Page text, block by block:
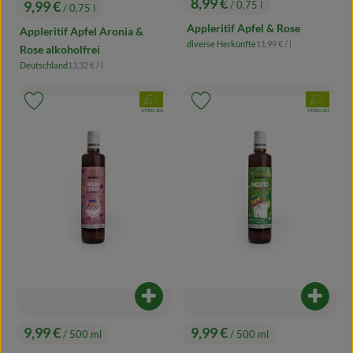
, Preis:
9,99 €/ 0,75 l
Appleritif Apfel Aronia &
Rose alkoholfrei
, Herkunft:
Deutschland, Referenzpreis:
13,32 €/ l
, Preis:
8,99 €/ 0,75 l
Appleritif Apfel & Rose
, Herkunft:
diverse Herkünfte, Referenzpreis:
11,99 €/ l
, Preis:
9,99 €/ 500 ml
Produkt zum Warenkorb hinzufügen
, Verband:
, Kontrollstelle:
AT-BIO-301
Produkt zu Favouriten hinzufügen
, Preis:
9,99 €/ 500 ml
, Verband:
, Kontrollstelle:
AT-BIO-301
Produkt zu Favouriten hinzufügen